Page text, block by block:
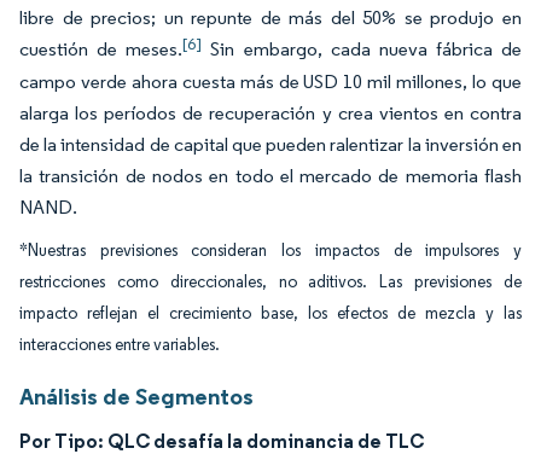
libre de precios; un repunte de más del 50% se produjo en
cuestión de meses.[6] Sin embargo, cada nueva fábrica de
campo verde ahora cuesta más de USD 10 mil millones, lo que
alarga los períodos de recuperación y crea vientos en contra
de la intensidad de capital que pueden ralentizar la inversión en
la transición de nodos en todo el mercado de memoria flash
NAND.
*Nuestras previsiones consideran los impactos de impulsores y
restricciones como direccionales, no aditivos. Las previsiones de
impacto reflejan el crecimiento base, los efectos de mezcla y las
interacciones entre variables.
Análisis de Segmentos
Por Tipo: QLC desafía la dominancia de TLC